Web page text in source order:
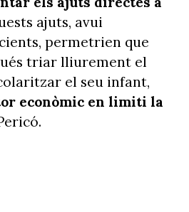
ajuts, avui
permetrien que
triar lliurement el
el seu infant,
econòmic en limiti la